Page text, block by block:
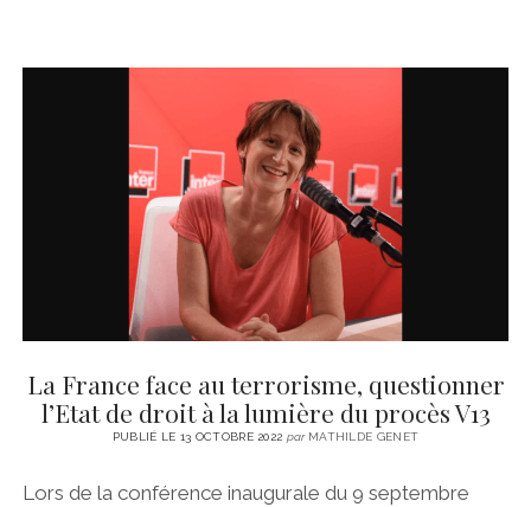
La France face au terrorisme, questionner
l’Etat de droit à la lumière du procès V13
PUBLIÉ LE 13 OCTOBRE 2022 parMATHILDE GENET
Lors de la conférence inaugurale du 9 septembre